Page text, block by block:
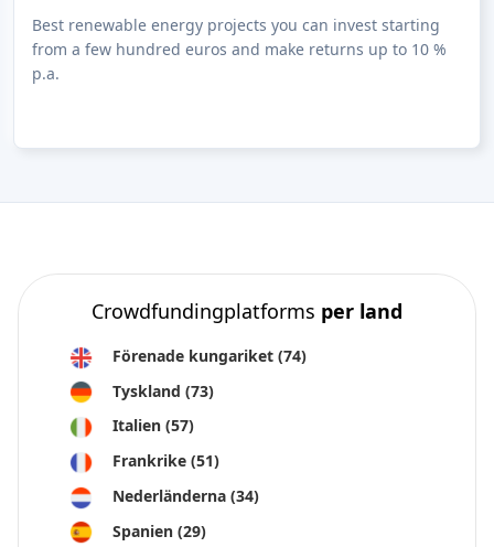
Best renewable energy projects you can invest starting
from a few hundred euros and make returns up to 10 %
p.a.
Crowdfundingplatforms per land
Förenade kungariket (74)
Tyskland (73)
Italien (57)
Frankrike (51)
Nederländerna (34)
Spanien (29)